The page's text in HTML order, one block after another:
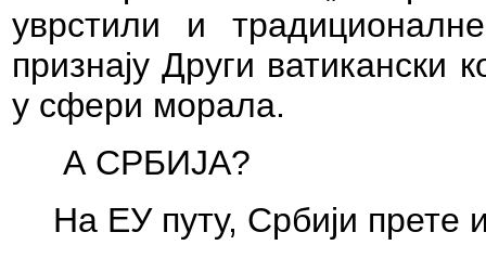
уврстили и
признају Други
у сфери морала.
А СРБИЈА?
На ЕУ путу, Србији прете